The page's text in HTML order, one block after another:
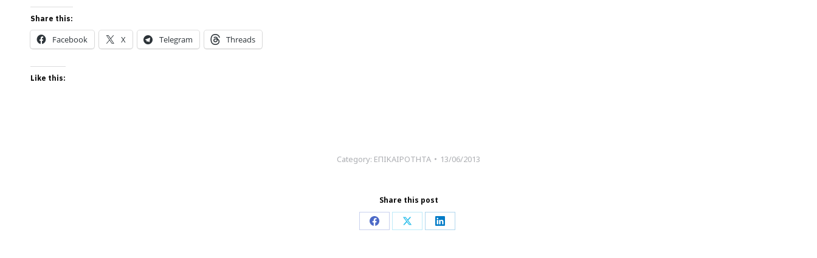
Share this:
Facebook X Telegram Threads
Like this:
Category: ΕΠΙΚΑΙΡΟΤΗΤΑ 13/06/2013
Share this post
Share Share Share